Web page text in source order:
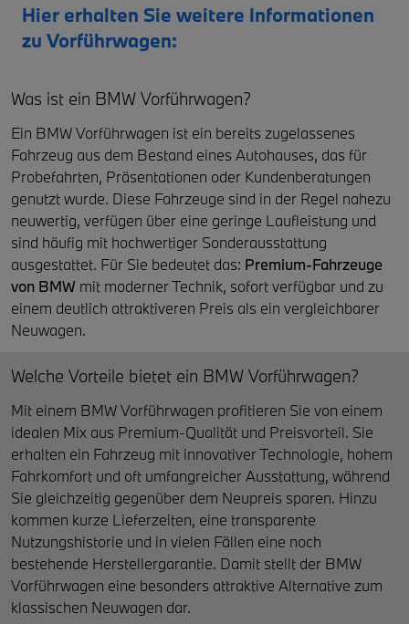
Hier erhalten Sie weitere Informationen
zu Vorführwagen:
Was ist ein BMW Vorführwagen?
Ein BMW Vorführwagen ist ein bereits zugelassenes
Fahrzeug aus dem Bestand eines Autohauses, das für
Probefahrten, Präsentationen oder Kundenberatungen
genutzt wurde. Diese Fahrzeuge sind in der Regel nahezu
neuwertig, verfügen über eine geringe Laufleistung und
sind häufig mit hochwertiger Sonderausstattung
ausgestattet. Für Sie bedeutet das: Premium-Fahrzeuge
von BMW mit moderner Technik, sofort verfügbar und zu
einem deutlich attraktiveren Preis als ein vergleichbarer
Neuwagen.
Welche Vorteile bietet ein BMW Vorführwagen?
Mit einem BMW Vorführwagen profitieren Sie von einem
idealen Mix aus Premium-Qualität und Preisvorteil. Sie
erhalten ein Fahrzeug mit innovativer Technologie, hohem
Fahrkomfort und oft umfangreicher Ausstattung, während
Sie gleichzeitig gegenüber dem Neupreis sparen. Hinzu
kommen kurze Lieferzeiten, eine transparente
Nutzungshistorie und in vielen Fällen eine noch
bestehende Herstellergarantie. Damit stellt der BMW
Vorführwagen eine besonders attraktive Alternative zum
klassischen Neuwagen dar.